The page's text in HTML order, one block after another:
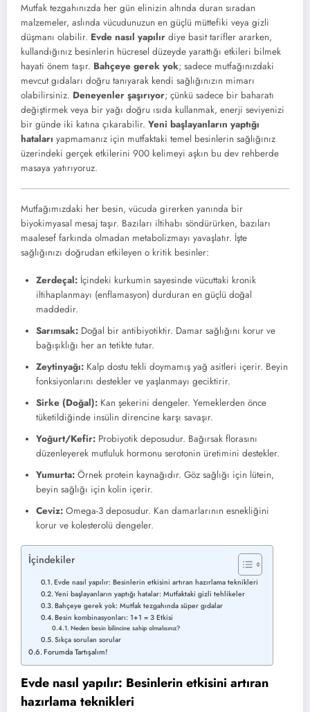
Mutfak tezgahınızda her gün elinizin altında duran sıradan
malzemeler, aslında vücudunuzun en güçlü müttefiki veya gizli
düşmanı olabilir. Evde nasıl yapılır diye basit tarifler ararken,
kullandığınız besinlerin hücresel düzeyde yarattığı etkileri bilmek
hayati önem taşır. Bahçeye gerek yok; sadece mutfağınızdaki
mevcut gıdaları doğru tanıyarak kendi sağlığınızın mimarı
olabilirsiniz. Deneyenler şaşırıyor; çünkü sadece bir baharatı
değiştirmek veya bir yağı doğru ısıda kullanmak, enerji seviyenizi
bir günde iki katına çıkarabilir. Yeni başlayanların yaptığı
hataları yapmamanız için mutfaktaki temel besinlerin sağlığınız
üzerindeki gerçek etkilerini 900 kelimeyi aşkın bu dev rehberde
masaya yatırıyoruz.
Mutfağımızdaki her besin, vücuda girerken yanında bir
biyokimyasal mesaj taşır. Bazıları iltihabı söndürürken, bazıları
maalesef farkında olmadan metabolizmayı yavaşlatır. İşte
sağlığınızı doğrudan etkileyen o kritik besinler:
Zerdeçal: İçindeki kurkumin sayesinde vücuttaki kronik
iltihaplanmayı (enflamasyon) durduran en güçlü doğal
maddedir.
Sarımsak: Doğal bir antibiyotiktir. Damar sağlığını korur ve
bağışıklığı her an tetikte tutar.
Zeytinyağı: Kalp dostu tekli doymamış yağ asitleri içerir. Beyin
fonksiyonlarını destekler ve yaşlanmayı geciktirir.
Sirke (Doğal): Kan şekerini dengeler. Yemeklerden önce
tüketildiğinde insülin direncine karşı savaşır.
Yoğurt/Kefir: Probiyotik deposudur. Bağırsak florasını
düzenleyerek mutluluk hormonu serotonin üretimini destekler.
Yumurta: Örnek protein kaynağıdır. Göz sağlığı için lütein,
beyin sağlığı için kolin içerir.
Ceviz: Omega-3 deposudur. Kan damarlarının esnekliğini
korur ve kolesterolü dengeler.
İçindekiler
Evde nasıl yapılır: Besinlerin etkisini artıran hazırlama teknikleri
Yeni başlayanların yaptığı hatalar: Mutfaktaki gizli tehlikeler
Bahçeye gerek yok: Mutfak tezgahında süper gıdalar
Besin kombinasyonları: 1+1 = 3 Etkisi
Neden besin bilincine sahip olmalısınız?
Sıkça sorulan sorular
Forumda Tartışalım!
Evde nasıl yapılır: Besinlerin etkisini artıran
hazırlama teknikleri